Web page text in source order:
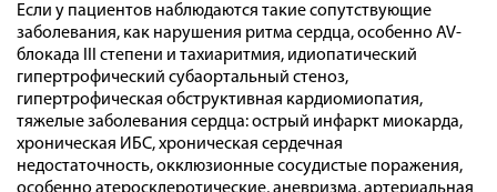
Если у пациентов наблюдаются такие сопутствующие
заболевания, как нарушения ритма сердца, особенно AV-
блокада III степени и тахиаритмия, идиопатический
гипертрофический субаортальный стеноз,
гипертрофическая обструктивная кардиомиопатия,
тяжелые заболевания сердца: острый инфаркт миокарда,
хроническая ИБС, хроническая сердечная
недостаточность, окклюзионные сосудистые поражения,